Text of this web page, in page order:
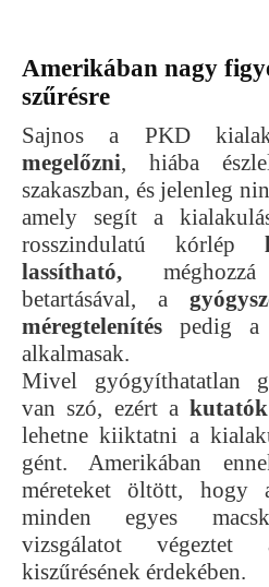
Amerikában nagy
szűrésre
Sajnos a PKD
megelőzni, hiába
szakaszban, és jelenleg
amely segít a
rosszindulatú kórlép
lassítható,
betartásával, a
méregtelenítés pedig a
alkalmasak.
Mivel gyógyíthatatlan
van szó, ezért a
lehetne kiiktatni a
gént. Amerikában
méreteket öltött, hogy
minden egyes
vizsgálatot
kiszűrésének érdekében.